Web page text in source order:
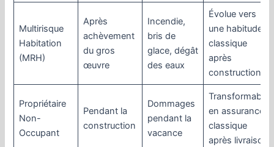
Multirisque
Habitation
(MRH)
Après
achèvement
du gros
œuvre
Incendie,
bris de
glace, dégât
des eaux
Évolue vers
une habitude
classique
après
construction
Propriétaire
Non-
Occupant
Pendant la
construction
Dommages
pendant la
vacance
Transformable
en assurance
classique
après livraison